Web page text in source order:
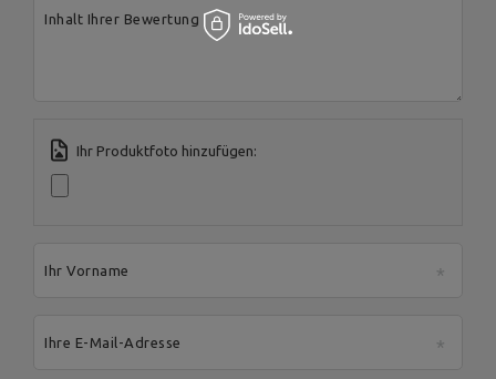
Inhalt Ihrer Bewertung
Ihr Produktfoto hinzufügen:
Ihr Vorname
Ihre E-Mail-Adresse